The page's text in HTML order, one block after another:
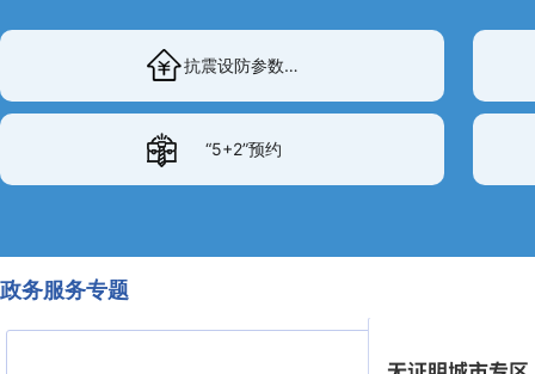
抗震设防参数查询
“5+2”预约
政务服务专题